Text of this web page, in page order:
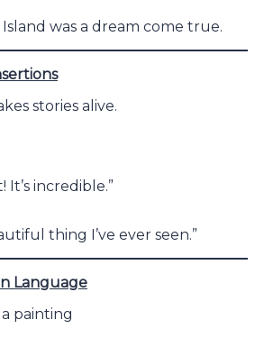
was a dream come true.
stories alive.
It’s incredible.”
thing I’ve ever seen.”
Language
painting